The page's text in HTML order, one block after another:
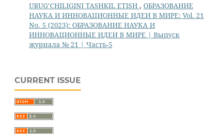
URUG’CHILIGINI TASHKIL ETISH , ОБРАЗОВАНИЕ
НАУКА И ИННОВАЦИОННЫЕ ИДЕИ В МИРЕ: Vol. 21
No. 5 (2023): ОБРАЗОВАНИЕ НАУКА И
ИННОВАЦИОННЫЕ ИДЕИ В МИРЕ | Выпуск
журнала № 21 | Часть-5
CURRENT ISSUE